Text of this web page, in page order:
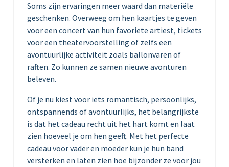
Soms zijn ervaringen meer waard dan materiële
geschenken. Overweeg om hen kaartjes te geven
voor een concert van hun favoriete artiest, tickets
voor een theatervoorstelling of zelfs een
avontuurlijke activiteit zoals ballonvaren of
raften. Zo kunnen ze samen nieuwe avonturen
beleven.
Of je nu kiest voor iets romantisch, persoonlijks,
ontspannends of avontuurlijks, het belangrijkste
is dat het cadeau recht uit het hart komt en laat
zien hoeveel je om hen geeft. Met het perfecte
cadeau voor vader en moeder kun je hun band
versterken en laten zien hoe bijzonder ze voor jou